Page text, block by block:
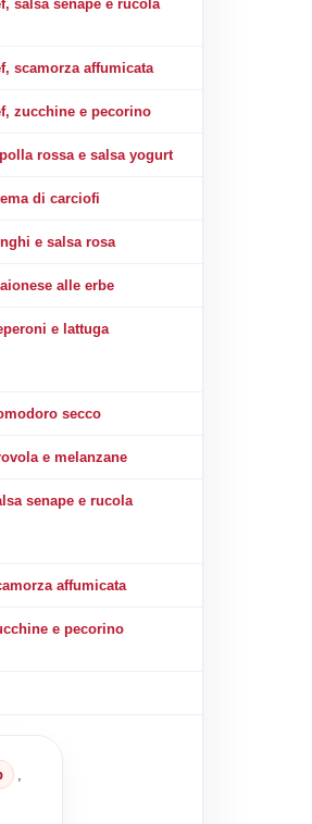
salsa senape e rucola
scamorza affumicata
zucchine e pecorino
rossa e salsa yogurt
di carciofi
e salsa rosa
alle erbe
e lattuga
secco
e melanzane
senape e rucola
affumicata
e pecorino